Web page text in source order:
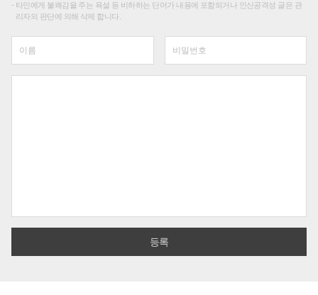
타인에게 불쾌감을 주는 욕설 등 비하하는 단어가 내용에 포함되거나 인신공격성 글은 관
리자의 판단에 의해 삭제 합니다.